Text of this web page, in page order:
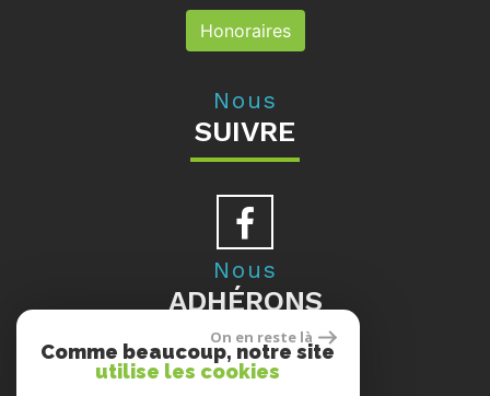
Honoraires
Nous
SUIVRE
Nous
ADHÉRONS
On en reste là
Comme beaucoup, notre site
utilise les cookies